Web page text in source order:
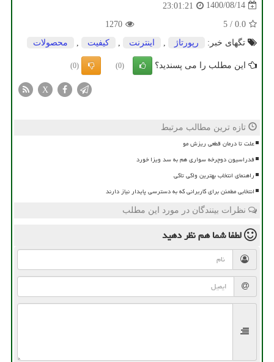
1400/08/14
23:01:21
0.0
/
5
1270
تگهای خبر:
رپورتاژ اینترنت كیفیت محصولات
این مطلب را می پسندید؟ (0)
(0)
X
تازه ترین مطالب مرتبط
علت تا درمان قطعی ریزش مو
فدراسیون دوچرخه سواری هم به سد ویزا خورد
راهنمای انتخاب بهترین واکی تاکی
انتخابی مطمئن برای کاربرانی که به دسترسی پایدار نیاز دارند
نظرات بینندگان در مورد این مطلب
لطفا شما همنظر دهید